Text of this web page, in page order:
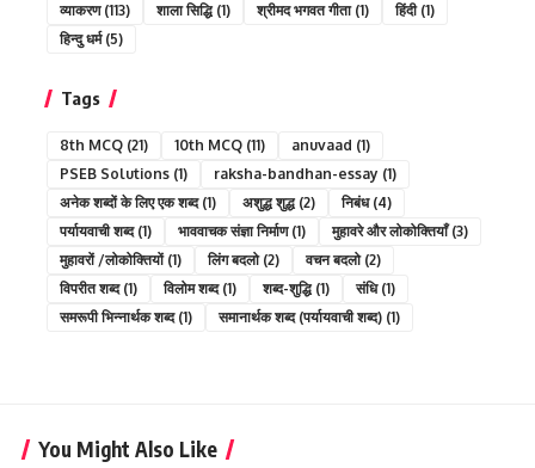
व्याकरण(113) शाला सिद्धि(1) श्रीमद भगवत गीता(1) हिंदी(1)
हिन्दु धर्म(5)
Tags
8th MCQ (21) 10th MCQ (11) anuvaad (1)
PSEB Solutions (1) raksha-bandhan-essay (1)
अनेक शब्दों के लिए एक शब्द(1) अशुद्ध शुद्ध(2) निबंध(4)
पर्यायवाची शब्द(1) भाववाचक संज्ञा निर्माण(1) मुहावरे और लोकोक्तियाँ(3)
मुहावरों /लोकोक्तियों(1) लिंग बदलो(2) वचन बदलो(2)
विपरीत शब्द(1) विलोम शब्द(1) शब्द-शुद्धि(1) संधि(1)
समरूपी भिन्नार्थक शब्द(1) समानार्थक शब्द (पर्यायवाची शब्द) (1)
You Might Also Like